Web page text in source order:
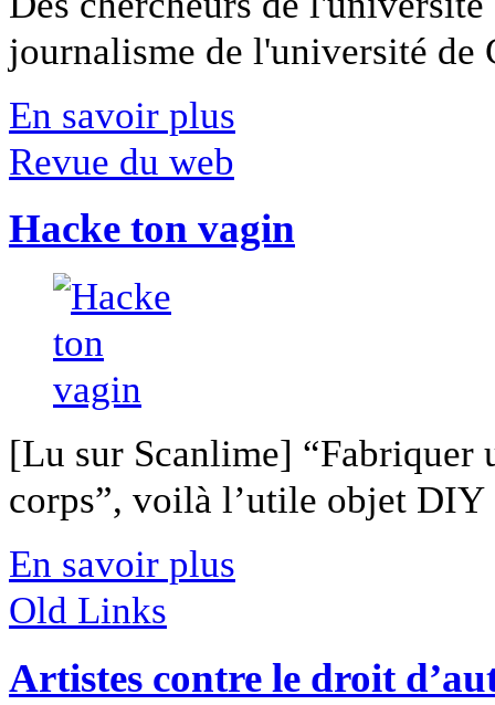
journalisme de l'université
En savoir plus
Revue du web
Hacke ton vagin
[Lu sur Scanlime] “Fabriquer
corps”, voilà l’utile objet
En savoir plus
Old Links
Artistes contre le droit